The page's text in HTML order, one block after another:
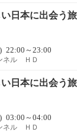
日本に出会う
22:00～23:00
ネル ＨＤ
日本に出会う
03:00～04:00
ネル ＨＤ